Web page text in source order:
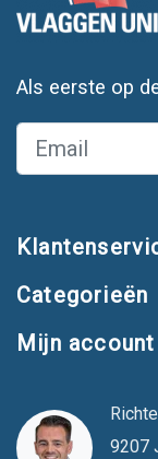
Als eerste op
Categorieën
Mijn account
9207